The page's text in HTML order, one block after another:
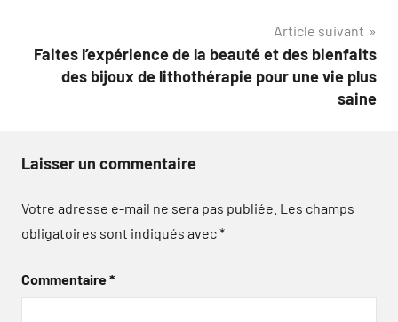
Article suivant
Faites l’expérience de la beauté et des bienfaits
des bijoux de lithothérapie pour une vie plus
saine
Laisser un commentaire
Votre adresse e-mail ne sera pas publiée. Les champs
obligatoires sont indiqués avec*
Commentaire*